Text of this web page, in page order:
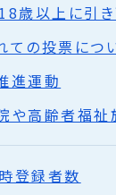
ての投票につ
進運動
登録者数